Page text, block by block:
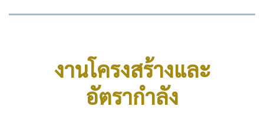
งานโครงสร้างและ
อัตรากำลัง